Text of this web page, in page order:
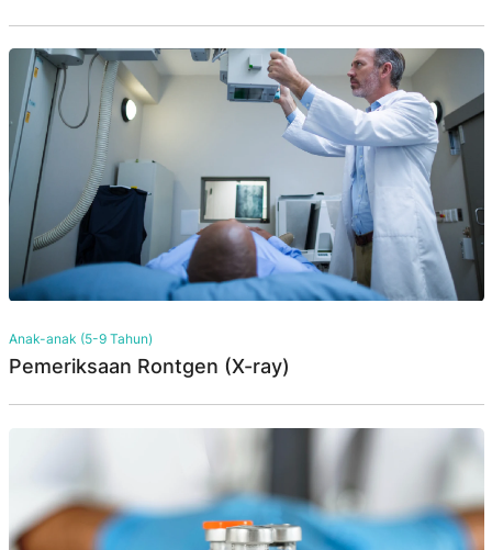
Anak-anak (5-9 Tahun)
Pemeriksaan Rontgen (X-ray)